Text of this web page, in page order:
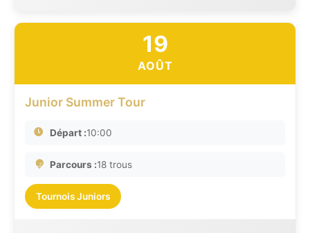
19
AOÛT
Junior Summer Tour
Départ :10:00
Parcours :18 trous
Tournois Juniors